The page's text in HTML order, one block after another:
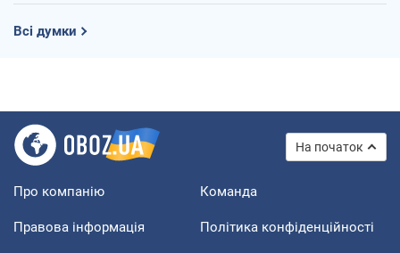
Всі думки
На початок
Про компанію Команда
Правова інформація Політика конфіденційності